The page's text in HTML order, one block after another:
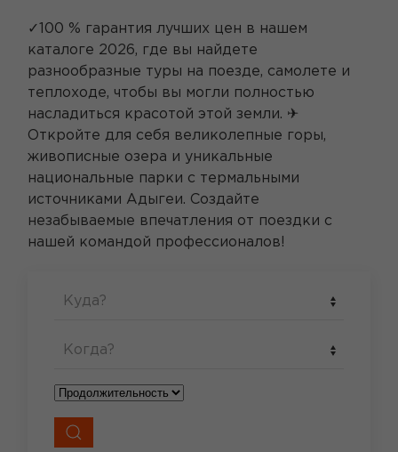
✓100 % гарантия лучших цен в нашем
каталоге 2026, где вы найдете
разнообразные туры на поезде, самолете и
теплоходе, чтобы вы могли полностью
насладиться красотой этой земли. ✈
Откройте для себя великолепные горы,
живописные озера и уникальные
национальные парки с термальными
источниками Адыгеи. Создайте
незабываемые впечатления от поездки с
нашей командой профессионалов!
Куда?
Когда?